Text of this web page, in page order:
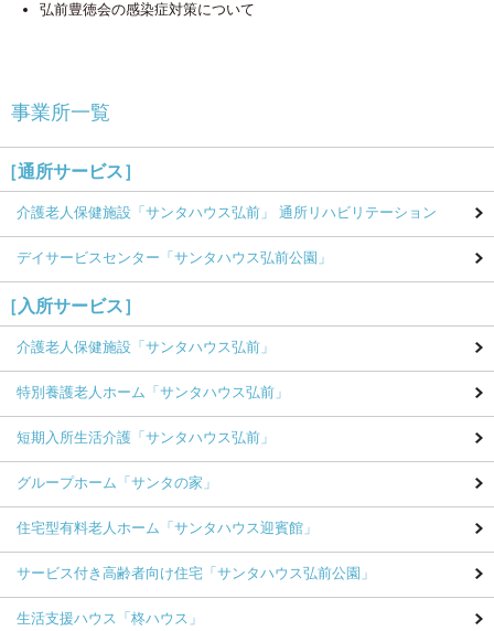
弘前豊徳会の感染症対策について
事業所一覧
［通所サービス］
介護老人保健施設 「サンタハウス弘前」 通所リハビリテーション
デイサービスセンター 「サンタハウス弘前公園」
［入所サービス］
介護老人保健施設 「サンタハウス弘前」
特別養護老人ホーム 「サンタハウス弘前」
短期入所生活介護 「サンタハウス弘前」
グループホーム 「サンタの家」
住宅型有料老人ホーム 「サンタハウス迎賓館」
サービス付き高齢者向け住宅 「サンタハウス弘前公園」
生活支援ハウス 「柊ハウス」